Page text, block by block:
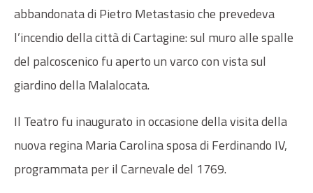
abbandonata di Pietro Metastasio che prevedeva
l’incendio della città di Cartagine: sul muro alle spalle
del palcoscenico fu aperto un varco con vista sul
giardino della Malalocata.
Il Teatro fu inaugurato in occasione della visita della
nuova regina Maria Carolina sposa di Ferdinando IV,
programmata per il Carnevale del 1769.